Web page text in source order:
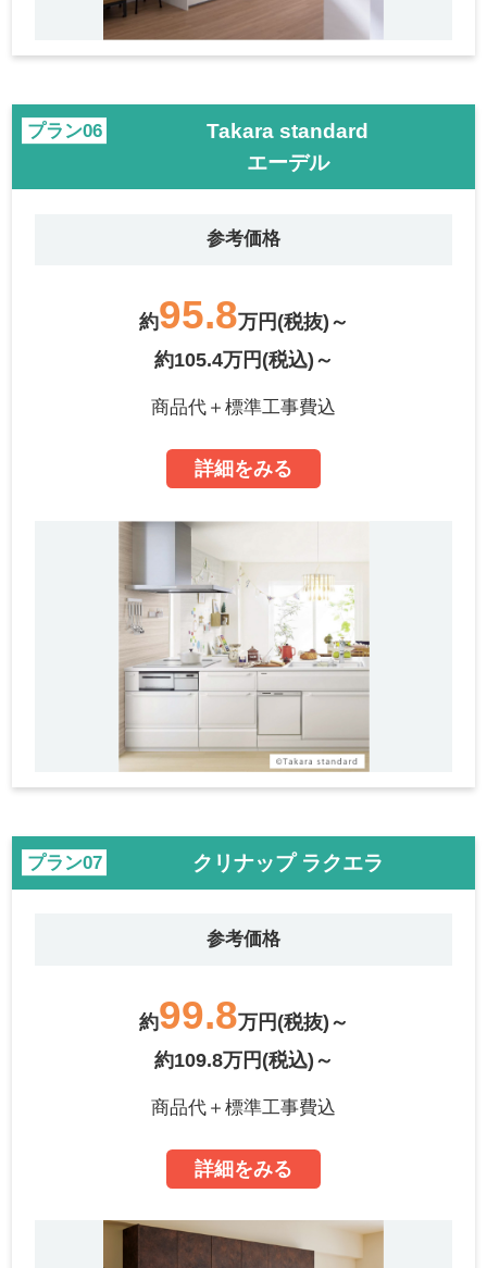
プラン
Takara standard
エーデル
参考価格
約95.8万円(税抜)～
約105.4万円(税込)～
商品代＋標準工事費込
詳細をみる
プラン クリナップ ラクエラ
参考価格
約99.8万円(税抜)～
約109.8万円(税込)～
商品代＋標準工事費込
詳細をみる